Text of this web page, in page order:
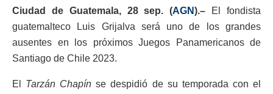
Ciudad de Guatemala, 28 sep. (AGN).–
El fondista
guatemalteco Luis Grijalva será uno de los grandes
ausentes en los próximos Juegos Panamericanos de
Santiago de Chile 2023.
El Tarzán Chapín se despidió de su temporada con el